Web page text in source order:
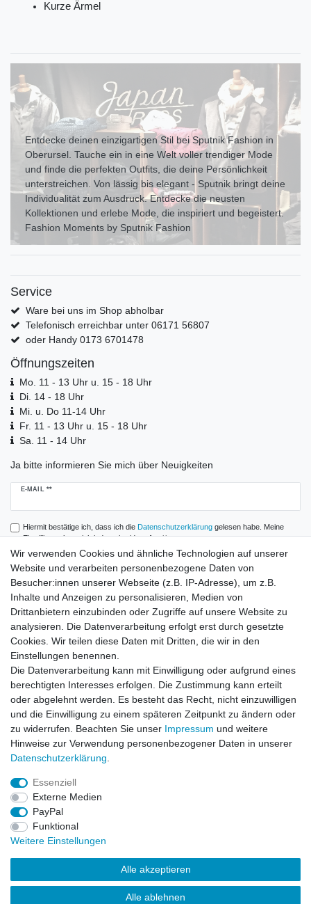
Kurze Ärmel
Entdecke deinen einzigartigen Stil bei Sputnik Fashion in
Oberursel. Tauche ein in eine Welt voller trendiger Mode
und finde die perfekten Outfits, die deine Persönlichkeit
unterstreichen. Von lässig bis elegant - Sputnik bringt deine
Individualität zum Ausdr uck. Entdecke die neusten
Kollektionen und erlebe Mode, die inspiriert und begeistert.
Fashion Moments by Sputnik Fashion
Service
Ware bei uns im Shop abholbar
Telefonisch erreichbar unter 06171 56807
oder Handy 0173 6701478
Öffnungszeiten
Mo. 11 - 13 Uhr u. 15 - 18 Uhr
Di. 14 - 18 Uhr
Mi. u. Do 11-14 Uhr
Fr. 11 - 13 Uhr u. 15 - 18 Uhr
Sa. 11 - 14 Uhr
Ja bitte informieren Sie mich über Neuigkeiten
E-MAIL **
Newsletter
Hiermit bestätige ich, dass ich die Daten­schutz­erklärunggelesen habe. Meine
Einwilligung kann ich jederzeit widerrufen.**
Abonnieren
** Hierbei handelt es sich um ein Pflichtfeld.
Zahlung und Versand
Impressum
Vertrag widerrufen
Wir verwenden Cookies und ähnliche Technologien auf unserer
Website und verarbeiten personenbezogene Daten von
Besucher:innen unserer Webseite (z.B. IP-Adresse), um z.B.
Inhalte und Anzeigen zu personalisieren, Medien von
Drittanbietern einzubinden oder Zugriffe auf unsere Website zu
analysieren. Die Datenverarbeitung erfolgt erst durch gesetzte
Cookies. Wir teilen diese Daten mit Dritten, die wir in den
Einstellungen benennen.
Die Datenverarbeitung kann mit Einwilligung oder aufgrund eines
berechtigten Interesses erfolgen. Die Zustimmung kann erteilt
oder abgelehnt werden. Es besteht das Recht, nicht einzuwilligen
und die Einwilligung zu einem späteren Zeitpunkt zu ändern oder
zu widerrufen. Beachten Sie unser Impressum und weitere
Hinweise zur Verwendung personenbezogener Daten in unserer
Daten­schutz­erklärung
Essenziell
Externe Medien
PayPal
Funktional
Weitere Einstellungen
Alle akzeptieren
Alle ablehnen